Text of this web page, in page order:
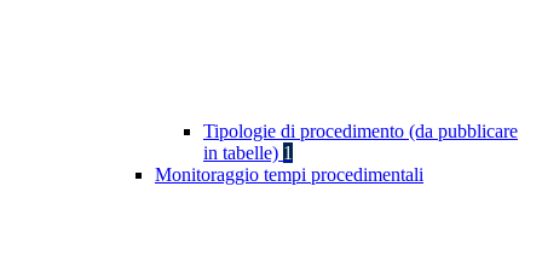
Tipologie di procedimento (da pubblicare
in tabelle) 1
Monitoraggio tempi procedimentali